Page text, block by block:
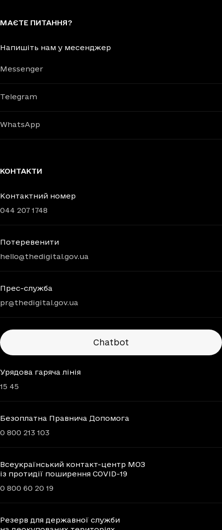
МАЄТЕ ПИТАННЯ?
Напишіть нам у месенджер
Messenger
Telegram
WhatsApp
КОНТАКТИ
Контактний номер
044 207 1748
Потеревенити
hello@thedigital.gov.ua
Прес-служба
pr@thedigital.gov.ua
Chatbots
Chatbot
Урядова гаряча лінія
15 45
Безоплатна Правнича Допомога
0 800 213 103
Всеукраїнський контакт-центр МОЗ
із протидії поширення COVID-19
0 800 60 20 19
Резерв для державної служби